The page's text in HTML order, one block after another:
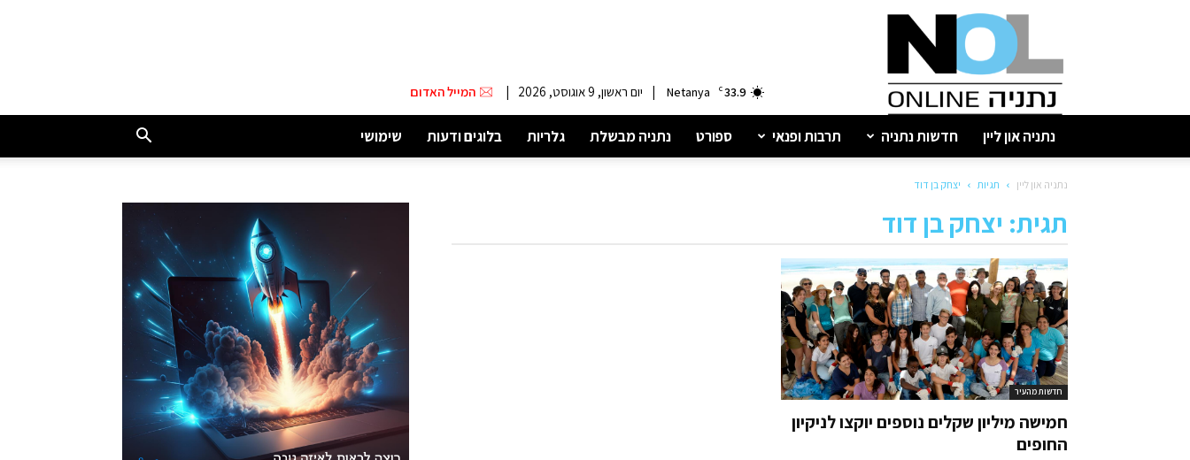
נתניה
33.9
C
Netanya
| יום ראשון, 9 אוגוסט, 2026 | המייל האדום
נתניה און ליין חדשות נתניה תרבות ופנאי ספורט נתניה מבשלת גלריות בלוגים ודעות שימושי
נתניה און ליין תגיות יצחק בן דוד
תגית: יצחק בן דוד
חדשות מהעיר
חמישה מיליון שקלים נוספים יוקצו לניקיון
החופים